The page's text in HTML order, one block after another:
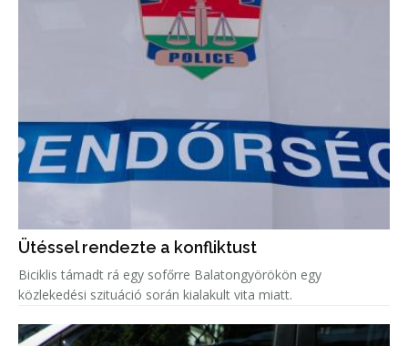
Ütéssel rendezte a konfliktust
Biciklis támadt rá egy sofőrre Balatongyörökön egy
közlekedési szituáció során kialakult vita miatt.